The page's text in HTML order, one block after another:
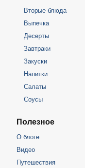
Вторые блюда
Выпечка
Десерты
Завтраки
Закуски
Напитки
Салаты
Соусы
Полезное
О блоге
Видео
Путешествия